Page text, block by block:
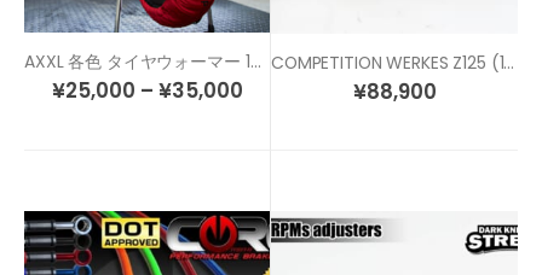
AXXL 各色 タイヤウォーマー 12インチ用
¥25,000 – ¥35,000
COMPETITION WERKES Z125 (16-) フルエキマフラー
¥88,900